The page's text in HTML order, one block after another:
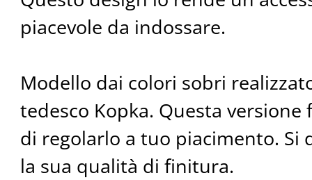
piacevole da indossare.
Modello dai colori sobri
tedesco Kopka. Questa
di regolarlo a tuo piacimento. Si
la sua qualità di finitura.